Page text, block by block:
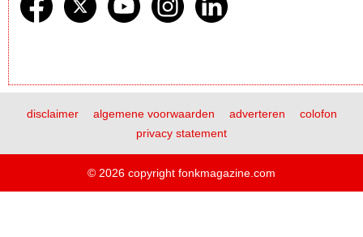
disclaimer algemene voorwaarden adverteren
colofon
privacy statement
© 2026 copyright fonkmagazine.com